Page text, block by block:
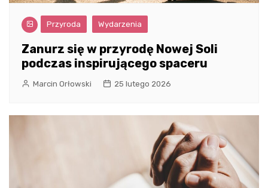
Przyroda Wydarzenia
Zanurz się w przyrodę Nowej Soli
podczas inspirującego spaceru
Marcin Orłowski 25 lutego 2026